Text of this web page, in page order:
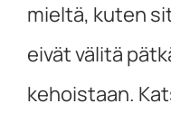
mieltä, kuten
eivät välitä
kehoistaan.